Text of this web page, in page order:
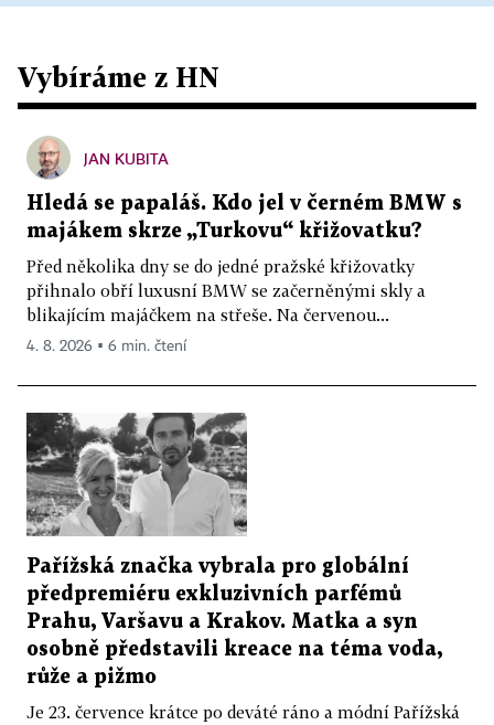
Vybíráme z HN
JAN KUBITA
Hledá se papaláš. Kdo jel v černém BMW s
majákem skrze „Turkovu“ křižovatku?
Před několika dny se do jedné pražské křižovatky
přihnalo obří luxusní BMW se začerněnými skly a
blikajícím majáčkem na střeše. Na červenou...
4. 8. 2026 ▪ 6 min. čtení
Pařížská značka vybrala pro globální
předpremiéru exkluzivních parfémů
Prahu, Varšavu a Krakov. Matka a syn
osobně představili kreace na téma voda,
růže a pižmo
Je 23. července krátce po deváté ráno a módní Pařížská